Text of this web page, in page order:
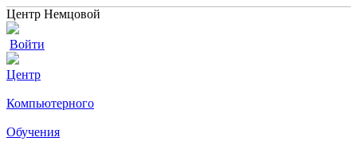
Центр Немцовой
Войти
Центр
Компьютерного
Обучения